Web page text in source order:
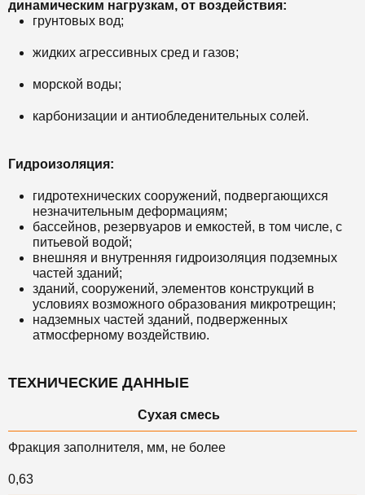
динамическим нагрузкам, от воздействия:
грунтовых вод;
жидких агрессивных сред и газов;
морской воды;
карбонизации и антиобледенительных солей.
Гидроизоляция:
гидротехнических сооружений, подвергающихся
незначительным деформациям;
бассейнов, резервуаров и емкостей, в том числе, с
питьевой водой;
внешняя и внутренняя гидроизоляция подземных
частей зданий;
зданий, сооружений, элементов конструкций в
условиях возможного образования микротрещин;
надземных частей зданий, подверженных
атмосферному воздействию.
ТЕХНИЧЕСКИЕ ДАННЫЕ
Сухая смесь
Фракция заполнителя, мм, не более
0,63